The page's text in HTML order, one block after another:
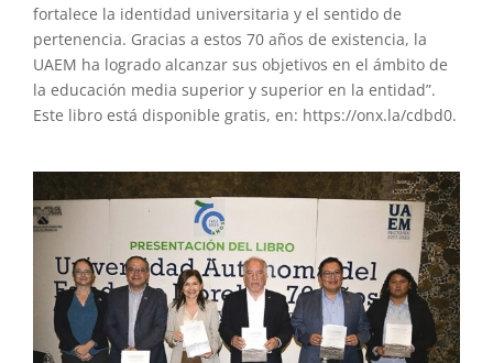
fortalece la identidad universitaria y el sentido de
pertenencia. Gracias a estos 70 años de existencia, la
UAEM ha logrado alcanzar sus objetivos en el ámbito de
la educación media superior y superior en la entidad”.
Este libro está disponible gratis, en: https://onx.la/cdbd0.